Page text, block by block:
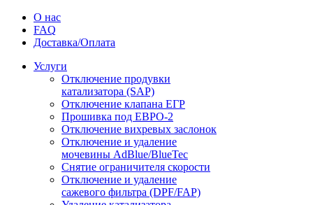
О нас
FAQ
Доставка/Оплата
Услуги
Отключение продувки
катализатора (SAP)
Отключение клапана ЕГР
Прошивка под ЕВРО-2
Отключение вихревых заслонок
Отключение и удаление
мочевины AdBlue/BlueTec
Снятие ограничителя скорости
Отключение и удаление
сажевого фильтра (DPF/FAP)